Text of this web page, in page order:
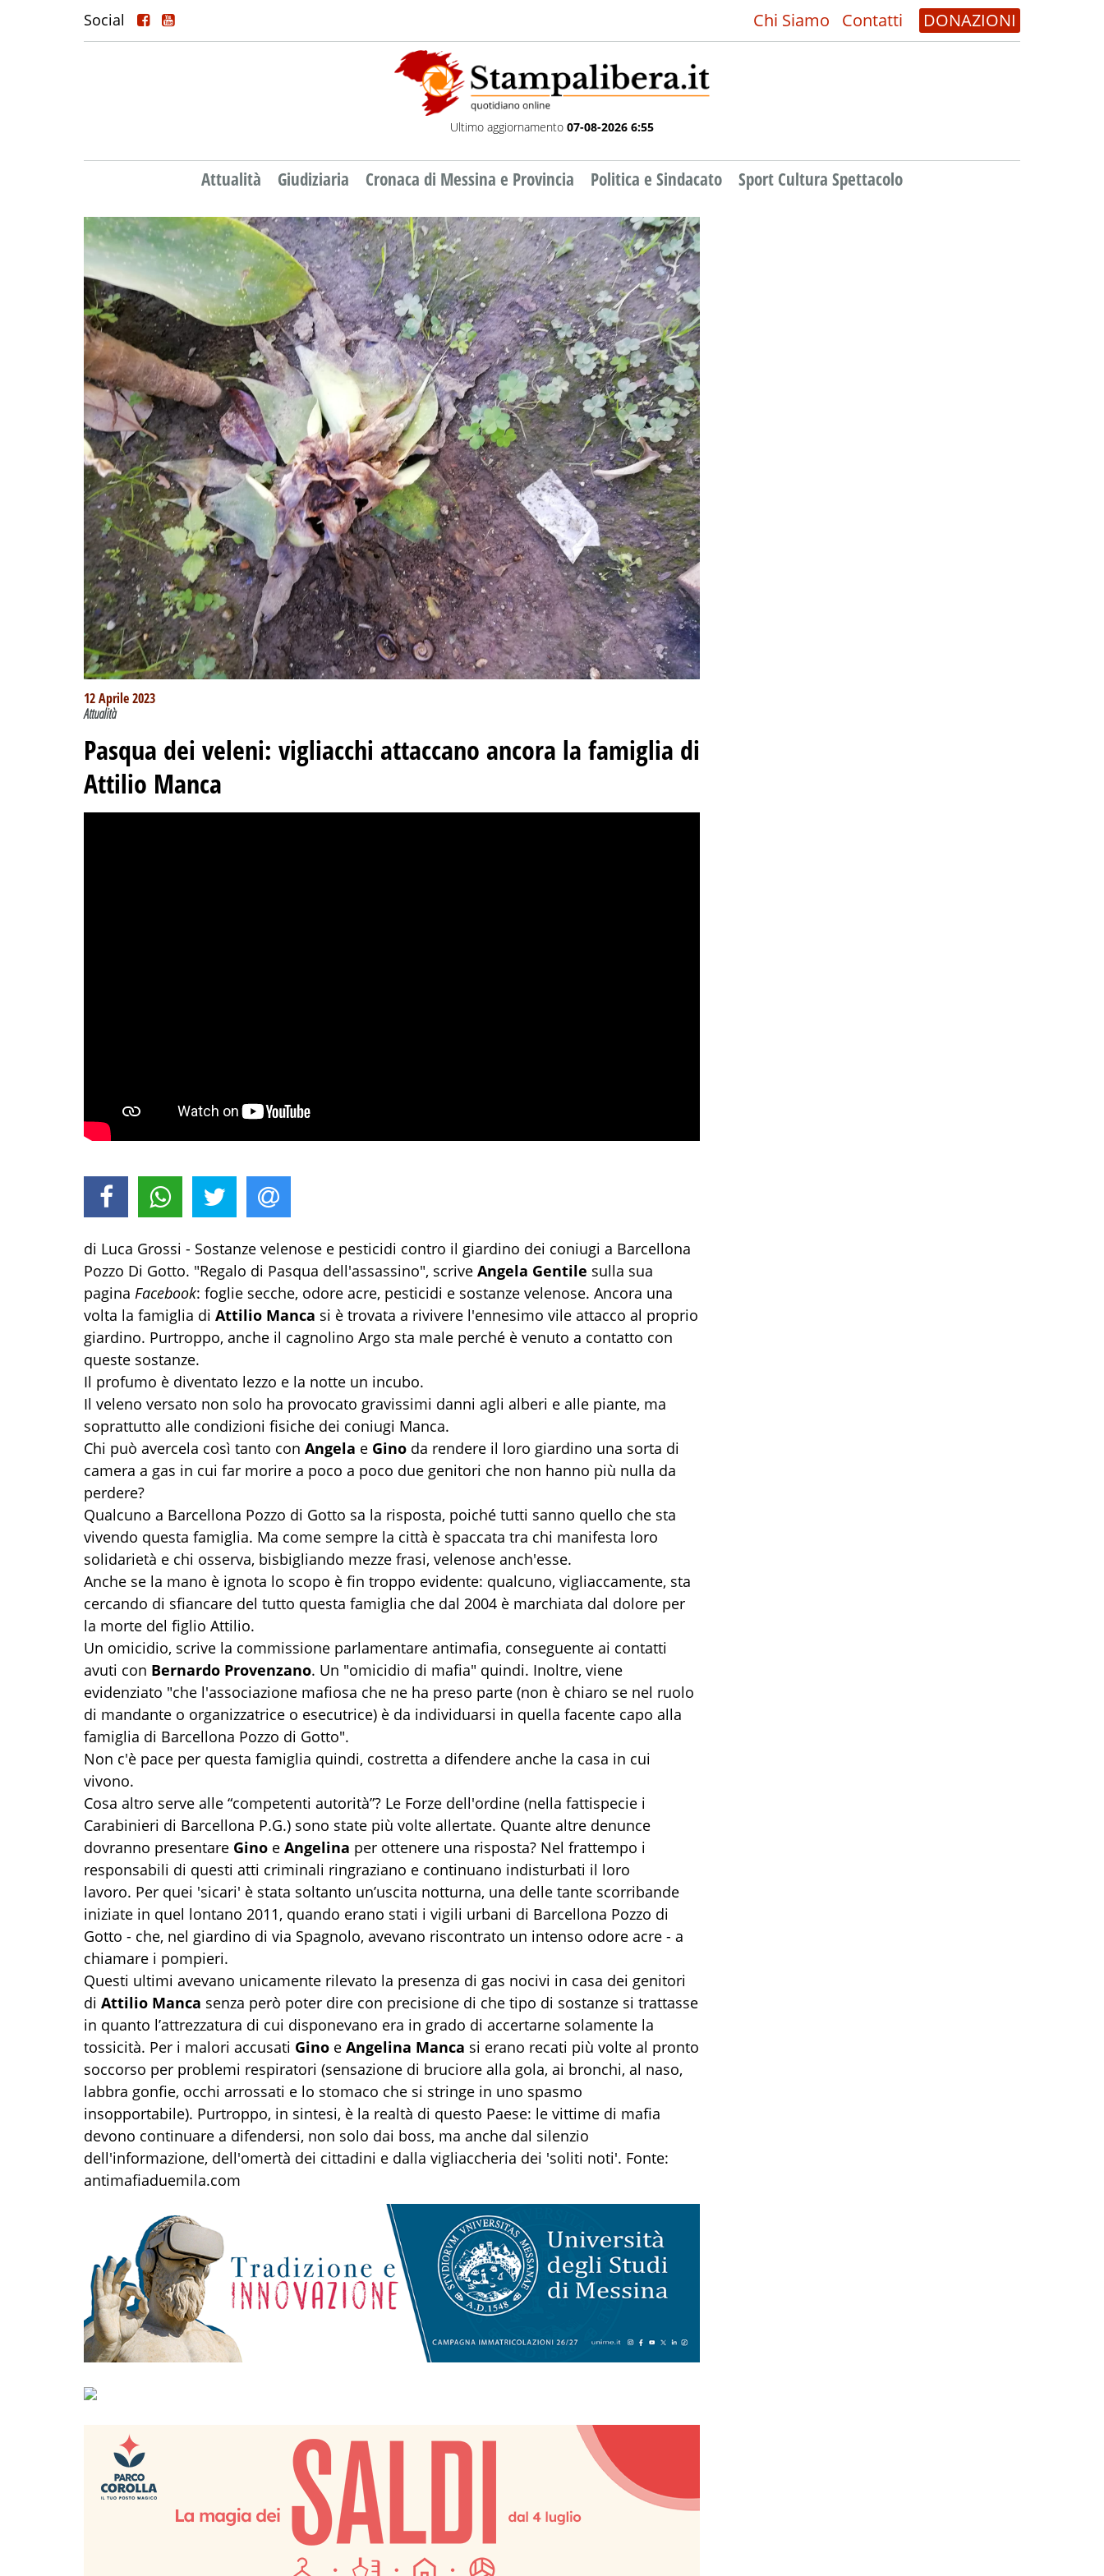
Social Chi Siamo Contatti DONAZIONI
Ultimo aggiornamento 07-08-2026 6:55
Attualità Giudiziaria Cronaca di Messina e Provincia Politica e Sindacato Sport Cultura Spettacolo
12 Aprile 2023
Attualità
Pasqua dei veleni: vigliacchi attaccano ancora la famiglia di
Attilio Manca
di Luca Grossi - Sostanze velenose e pesticidi contro il giardino dei coniugi a Barcellona
Pozzo Di Gotto. "Regalo di Pasqua dell'assassino", scrive Angela Gentile sulla sua
pagina Facebook: foglie secche, odore acre, pesticidi e sostanze velenose. Ancora una
volta la famiglia di Attilio Manca si è trovata a rivivere l'ennesimo vile attacco al proprio
giardino. Purtroppo, anche il cagnolino Argo sta male perché è venuto a contatto con
queste sostanze.
Il profumo è diventato lezzo e la notte un incubo.
Il veleno versato non solo ha provocato gravissimi danni agli alberi e alle piante, ma
soprattutto alle condizioni fisiche dei coniugi Manca.
Chi può avercela così tanto con Angela e Gino da rendere il loro giardino una sorta di
camera a gas in cui far morire a poco a poco due genitori che non hanno più nulla da
perdere?
Qualcuno a Barcellona Pozzo di Gotto sa la risposta, poiché tutti sanno quello che sta
vivendo questa famiglia. Ma come sempre la città è spaccata tra chi manifesta loro
solidarietà e chi osserva, bisbigliando mezze frasi, velenose anch'esse.
Anche se la mano è ignota lo scopo è fin troppo evidente: qualcuno, vigliaccamente, sta
cercando di sfiancare del tutto questa famiglia che dal 2004 è marchiata dal dolore per
la morte del figlio Attilio.
Un omicidio, scrive la commissione parlamentare antimafia, conseguente ai contatti
avuti con Bernardo Provenzano. Un "omicidio di mafia" quindi. Inoltre, viene
evidenziato "che l'associazione mafiosa che ne ha preso parte (non è chiaro se nel ruolo
di mandante o organizzatrice o esecutrice) è da individuarsi in quella facente capo alla
famiglia di Barcellona Pozzo di Gotto".
Non c'è pace per questa famiglia quindi, costretta a difendere anche la casa in cui
vivono.
Cosa altro serve alle “competenti autorità”? Le Forze dell'ordine (nella fattispecie i
Carabinieri di Barcellona P.G.) sono state più volte allertate. Quante altre denunce
dovranno presentare Gino e Angelina per ottenere una risposta? Nel frattempo i
responsabili di questi atti criminali ringraziano e continuano indisturbati il loro
lavoro. Per quei 'sicari' è stata soltanto un’uscita notturna, una delle tante scorribande
iniziate in quel lontano 2011, quando erano stati i vigili urbani di Barcellona Pozzo di
Gotto - che, nel giardino di via Spagnolo, avevano riscontrato un intenso odore acre - a
chiamare i pompieri.
Questi ultimi avevano unicamente rilevato la presenza di gas nocivi in casa dei genitori
di Attilio Manca senza però poter dire con precisione di che tipo di sostanze si trattasse
in quanto l’attrezzatura di cui disponevano era in grado di accertarne solamente la
tossicità. Per i malori accusati Gino e Angelina Manca si erano recati più volte al pronto
soccorso per problemi respiratori (sensazione di bruciore alla gola, ai bronchi, al naso,
labbra gonfie, occhi arrossati e lo stomaco che si stringe in uno spasmo
insopportabile). Purtroppo, in sintesi, è la realtà di questo Paese: le vittime di mafia
devono continuare a difendersi, non solo dai boss, ma anche dal silenzio
dell'informazione, dell'omertà dei cittadini e dalla vigliaccheria dei 'soliti noti'. Fonte:
antimafiaduemila.com